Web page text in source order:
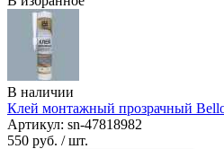
В наличии
Клей монтажный прозрачный
Артикул: sn-47818982
550 руб. / шт.